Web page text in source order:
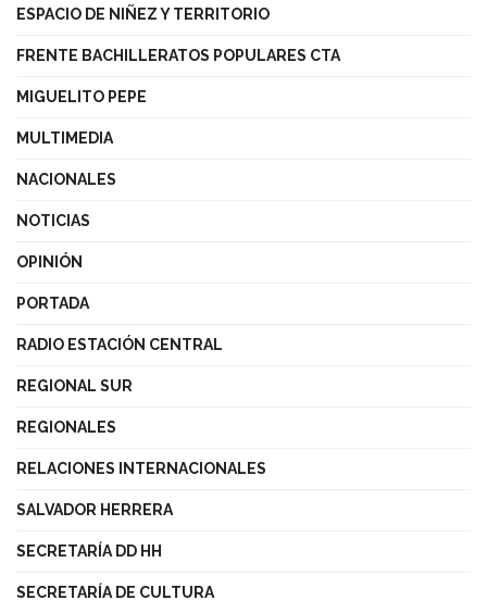
ESPACIO DE NIÑEZ Y TERRITORIO
FRENTE BACHILLERATOS POPULARES CTA
MIGUELITO PEPE
MULTIMEDIA
NACIONALES
NOTICIAS
OPINIÓN
PORTADA
RADIO ESTACIÓN CENTRAL
REGIONAL SUR
REGIONALES
RELACIONES INTERNACIONALES
SALVADOR HERRERA
SECRETARÍA DD HH
SECRETARÍA DE CULTURA